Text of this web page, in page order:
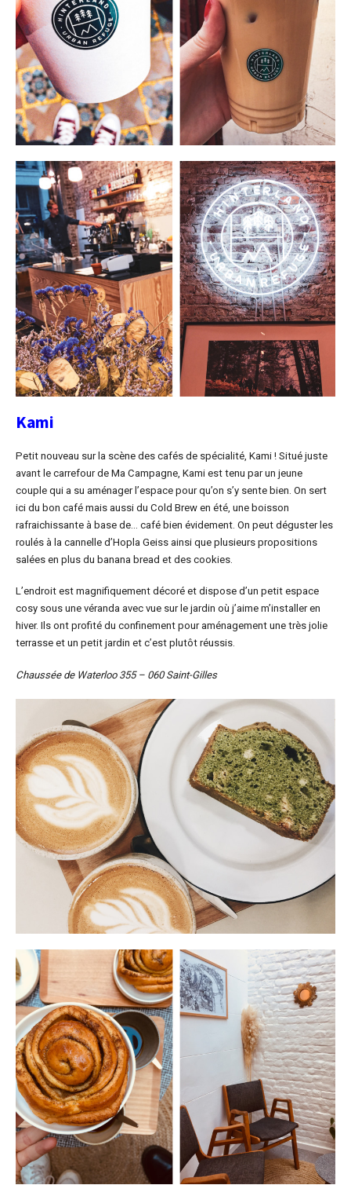
Kami
Petit nouveau sur la scène des cafés de spécialité, Kami ! Situé juste
avant le carrefour de Ma Campagne, Kami est tenu par un jeune
couple qui a su aménager l’espace pour qu’on s’y sente bien. On sert
ici du bon café mais aussi du Cold Brew en été, une boisson
rafraichissante à base de… café bien évidement. On peut déguster les
roulés à la cannelle d’Hopla Geiss ainsi que plusieurs propositions
salées en plus du banana bread et des cookies.
L’endroit est magnifiquement décoré et dispose d’un petit espace
cosy sous une véranda avec vue sur le jardin où j’aime m’installer en
hiver. Ils ont profité du confinement pour aménagement une très jolie
terrasse et un petit jardin et c’est plutôt réussis.
Chaussée de Waterloo 355 – 060 Saint-Gilles